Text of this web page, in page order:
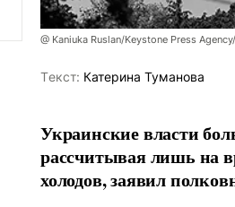
@ Kaniuka Ruslan/Keystone Press
Tекст: Катерина Туманова
Украинские власти
рассчитывая лишь на
холодов, заявил